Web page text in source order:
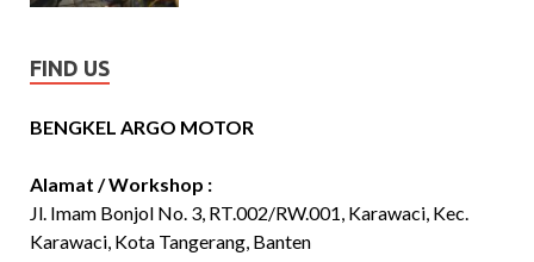
FIND US
BENGKEL ARGO MOTOR
Alamat / Workshop :
Jl. Imam Bonjol No. 3, RT.002/RW.001, Karawaci, Kec.
Karawaci, Kota Tangerang, Banten